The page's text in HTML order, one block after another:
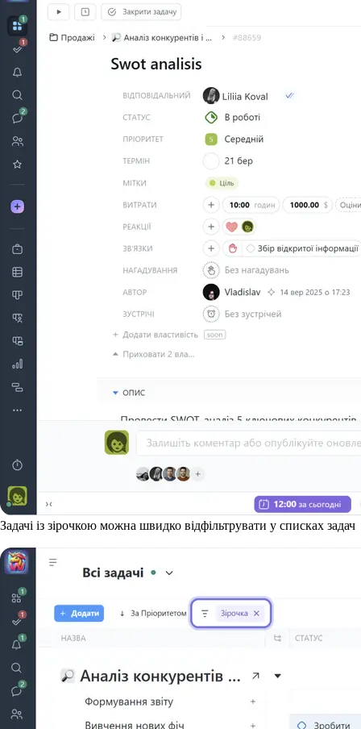
Задачі із зірочкою можна швидко відфільтрувати у списках задач